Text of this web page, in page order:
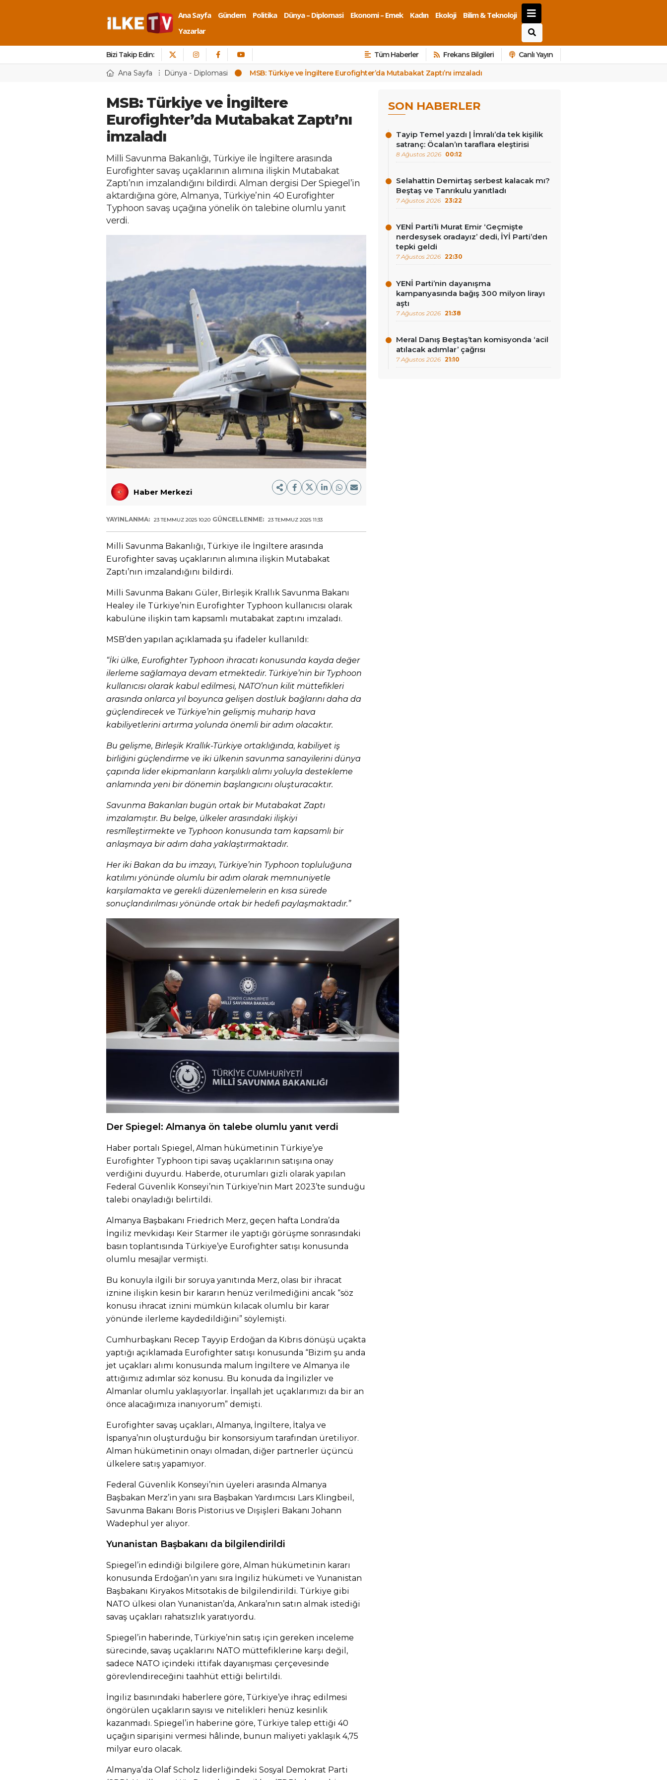
Ana Sayfa Gündem Politika Dünya – Diplomasi Ekonomi – Emek Kadın Ekoloji
Bilim & Teknoloji
Yazarlar
Bizi Takip Edin: Tüm Haberler Frekans Bilgileri Canlı Yayın
Ana Sayfa Dünya - Diplomasi MSB: Türkiye ve İngiltere Eurofighter’da Mutabakat Zaptı’nı imzaladı
MSB: Türkiye ve İngiltere
Eurofighter’da Mutabakat Zaptı’nı
imzaladı
Milli Savunma Bakanlığı, Türkiye ile İngiltere arasında
Eurofighter savaş uçaklarının alımına ilişkin Mutabakat
Zaptı’nın imzalandığını bildirdi. Alman dergisi Der Spiegel’in
aktardığına göre, Almanya, Türkiye’nin 40 Eurofighter
Typhoon savaş uçağına yönelik ön talebine olumlu yanıt
verdi.
Haber Merkezi
YAYINLANMA: 23 TEMMUZ 2025 10:20 GÜNCELLENME: 23 TEMMUZ 2025 11:33
Milli Savunma Bakanlığı, Türkiye ile İngiltere arasında
Eurofighter savaş uçaklarının alımına ilişkin Mutabakat
Zaptı’nın imzalandığını bildirdi.
Milli Savunma Bakanı Güler, Birleşik Krallık Savunma Bakanı
Healey ile Türkiye’nin Eurofighter Typhoon kullanıcısı olarak
kabulüne ilişkin tam kapsamlı mutabakat zaptını imzaladı.
MSB’den yapılan açıklamada şu ifadeler kullanıldı:
“İki ülke, Eurofighter Typhoon ihracatı konusunda kayda değer
ilerleme sağlamaya devam etmektedir. Türkiye’nin bir Typhoon
kullanıcısı olarak kabul edilmesi, NATO’nun kilit müttefikleri
arasında onlarca yıl boyunca gelişen dostluk bağlarını daha da
güçlendirecek ve Türkiye’nin gelişmiş muharip hava
kabiliyetlerini artırma yolunda önemli bir adım olacaktır.
Bu gelişme, Birleşik Krallık-Türkiye ortaklığında, kabiliyet iş
birliğini güçlendirme ve iki ülkenin savunma sanayilerini dünya
çapında lider ekipmanların karşılıklı alımı yoluyla destekleme
anlamında yeni bir dönemin başlangıcını oluşturacaktır.
Savunma Bakanları bugün ortak bir Mutabakat Zaptı
imzalamıştır. Bu belge, ülkeler arasındaki ilişkiyi
resmîleştirmekte ve Typhoon konusunda tam kapsamlı bir
anlaşmaya bir adım daha yaklaştırmaktadır.
Her iki Bakan da bu imzayı, Türkiye’nin Typhoon topluluğuna
katılımı yönünde olumlu bir adım olarak memnuniyetle
karşılamakta ve gerekli düzenlemelerin en kısa sürede
sonuçlandırılması yönünde ortak bir hedefi paylaşmaktadır.”
Der Spiegel: Almanya ön talebe olumlu yanıt verdi
Haber portalı Spiegel, Alman hükümetinin Türkiye’ye
Eurofighter Typhoon tipi savaş uçaklarının satışına onay
verdiğini duyurdu. Haberde, oturumları gizli olarak yapılan
Federal Güvenlik Konseyi’nin Türkiye’nin Mart 2023’te sunduğu
talebi onayladığı belirtildi.
Almanya Başbakanı Friedrich Merz, geçen hafta Londra’da
İngiliz mevkidaşı Keir Starmer ile yaptığı görüşme sonrasındaki
basın toplantısında Türkiye’ye Eurofighter satışı konusunda
olumlu mesajlar vermişti.
Bu konuyla ilgili bir soruya yanıtında Merz, olası bir ihracat
iznine ilişkin kesin bir kararın henüz verilmediğini ancak “söz
konusu ihracat iznini mümkün kılacak olumlu bir karar
yönünde ilerleme kaydedildiğini” söylemişti.
Cumhurbaşkanı Recep Tayyip Erdoğan da Kıbrıs dönüşü uçakta
yaptığı açıklamada Eurofighter satışı konusunda “Bizim şu anda
jet uçakları alımı konusunda malum İngiltere ve Almanya ile
attığımız adımlar söz konusu. Bu konuda da İngilizler ve
Almanlar olumlu yaklaşıyorlar. İnşallah jet uçaklarımızı da bir an
önce alacağımıza inanıyorum” demişti.
Eurofighter savaş uçakları, Almanya, İngiltere, İtalya ve
İspanya’nın oluşturduğu bir konsorsiyum tarafından üretiliyor.
Alman hükümetinin onayı olmadan, diğer partnerler üçüncü
ülkelere satış yapamıyor.
Federal Güvenlik Konseyi’nin üyeleri arasında Almanya
Başbakan Merz’in yanı sıra Başbakan Yardımcısı Lars Klingbeil,
Savunma Bakanı Boris Pistorius ve Dışişleri Bakanı Johann
Wadephul yer alıyor.
Yunanistan Başbakanı da bilgilendirildi
Spiegel’in edindiği bilgilere göre, Alman hükümetinin kararı
konusunda Erdoğan’ın yanı sıra İngiliz hükümeti ve Yunanistan
Başbakanı Kiryakos Mitsotakis de bilgilendirildi. Türkiye gibi
NATO ülkesi olan Yunanistan’da, Ankara’nın satın almak istediği
savaş uçakları rahatsızlık yaratıyordu.
Spiegel’in haberinde, Türkiye’nin satış için gereken inceleme
sürecinde, savaş uçaklarını NATO müttefiklerine karşı değil,
sadece NATO içindeki ittifak dayanışması çerçevesinde
görevlendireceğini taahhüt ettiği belirtildi.
İngiliz basınındaki haberlere göre, Türkiye’ye ihraç edilmesi
öngörülen uçakların sayısı ve nitelikleri henüz kesinlik
kazanmadı. Spiegel’in haberine göre, Türkiye talep ettiği 40
uçağın siparişini vermesi hâlinde, bunun maliyeti yaklaşık 4,75
milyar euro olacak.
Almanya’da Olaf Scholz liderliğindeki Sosyal Demokrat Parti
SON HABERLER
Tayip Temel yazdı | İmralı’da tek kişilik
satranç: Öcalan’ın taraflara eleştirisi
8 Ağustos 2026 00:12
Selahattin Demirtaş serbest kalacak mı?
Beştaş ve Tanrıkulu yanıtladı
7 Ağustos 2026 23:22
YENİ Parti’li Murat Emir ‘Geçmişte
nerdesysek oradayız’ dedi, İYİ Parti’den
tepki geldi
7 Ağustos 2026 22:30
YENİ Parti’nin dayanışma
kampanyasında bağış 300 milyon lirayı
aştı
7 Ağustos 2026 21:38
Meral Danış Beştaş’tan komisyonda ‘acil
atılacak adımlar’ çağrısı
7 Ağustos 2026 21:10